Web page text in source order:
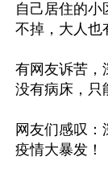
自己居住的小
不掉，大人也
有网友诉苦，
没有病床，只
网友们感叹：
疫情大暴发！